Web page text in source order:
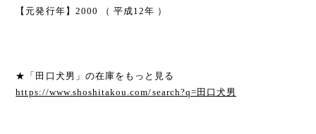
【元発行年】2000 （ 平成12年 ）
★「田口犬男」の在庫をもっと見る
https://www.shoshitakou.com/search?q=田口犬男